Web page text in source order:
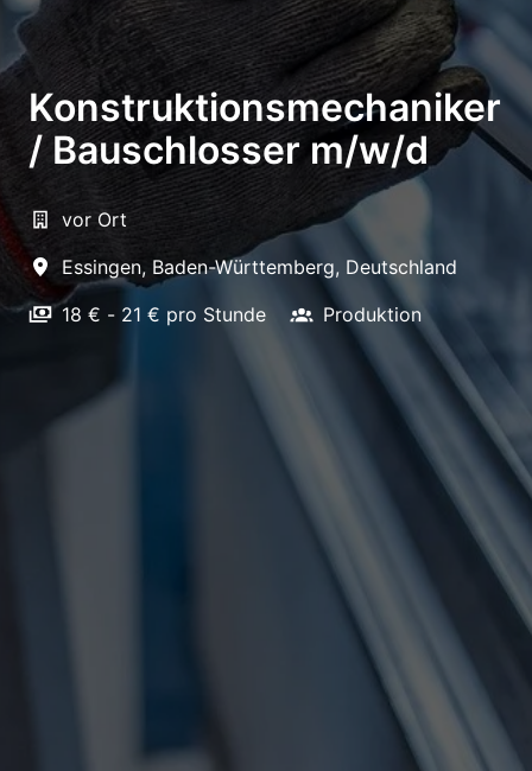
Konstruktionsmechaniker
/ Bauschlosser m/w/d
vor Ort
Essingen, Baden-Württemberg, Deutschland
18 € - 21 € pro Stunde
Produktion